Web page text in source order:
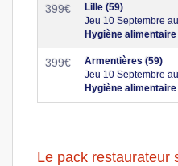
399€
Lille (59)
Jeu 10 Septembre
Hygiène alimentaire
399€
Armentières (59)
Jeu 10 Septembre
Hygiène alimentaire
Le pack restaurateur